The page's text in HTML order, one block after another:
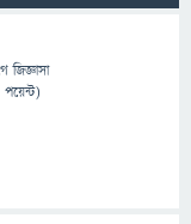
জিজ্ঞাসা
পয়েন্ট)